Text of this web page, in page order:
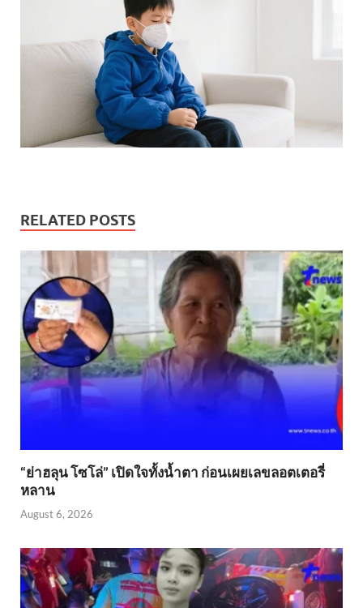
RELATED POSTS
“ย่าฮลุน โซโล่” เปิดใจทั้งน้ำตา ก่อนเผยเลขลอตเตอรี่
หลาน
August 6, 2026